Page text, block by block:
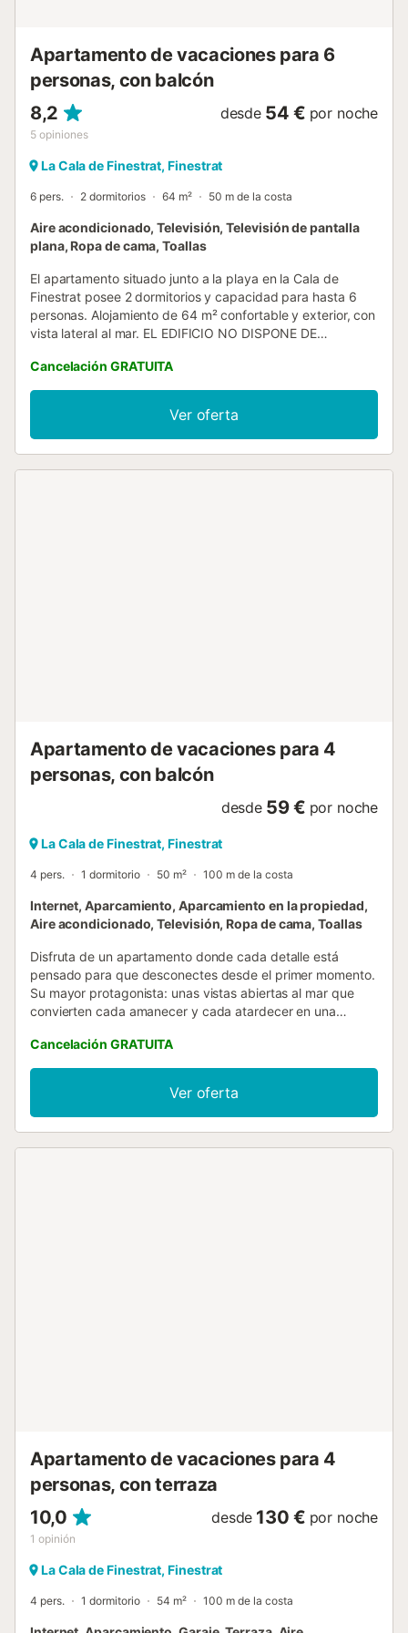
tu...
Apartamento de vacaciones para 6
personas, con balcón
8,2
5 opiniones
desde 54 € por noche
La Cala de Finestrat, Finestrat
6 pers. 2 dormitorios 64 m² 50 m de la costa
Aire acondicionado, Televisión, Televisión de pantalla
plana, Ropa de cama, Toallas
El apartamento situado junto a la playa en la Cala de
Finestrat posee 2 dormitorios y capacidad para hasta 6
personas. Alojamiento de 64 m² confortable y exterior, con
vista lateral al mar. EL EDIFICIO NO DISPONE DE
de aire acondicionado incluido en salon y un dormitorio. Se
encuentra a 0 m de la ciudad "Cala de Finestrat", 10 m del
restaurante "local", 15 m de la playa de arena "Cala de
Finestrat", 200 m de la estación de autobuses "Urbano",
250 m del supermercado, 7 km de la estación de
Cancelación GRATUITA
Ver oferta
Apartamento de vacaciones para 4
personas, con balcón
desde 59 € por noche
La Cala de Finestrat, Finestrat
4 pers. 1 dormitorio 50 m² 100 m de la costa
Internet, Aparcamiento, Aparcamiento en la propiedad,
Aire acondicionado, Televisión, Ropa de cama, Toallas
Disfruta de un apartamento donde cada detalle está
pensado para que desconectes desde el primer momento.
Su mayor protagonista: unas vistas abiertas al mar que
convierten cada amanecer y cada atardecer en una
combinando comodidad y estilo para que te sientas como
en casa. Perfecto tanto para escapadas en pareja como
para unos días de descanso cerca de la costa. Ubicado en
Finestrat, en una zona tranquila pero a pocos minutos de
las playas de Benidorm, restaurantes y zonas de ocio.
Cancelación GRATUITA
Ver oferta
Apartamento de vacaciones para 4
personas, con terraza
10,0
1 opinión
desde 130 € por noche
La Cala de Finestrat, Finestrat
4 pers. 1 dormitorio 54 m² 100 m de la costa